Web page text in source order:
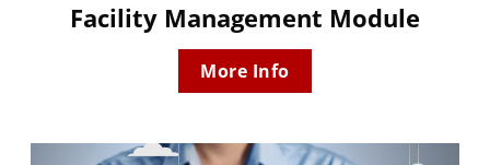
Facility Management Module
More Info